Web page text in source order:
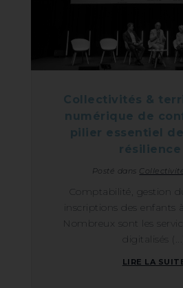
Collectivités &
numérique de
pilier essentiel
résilience
Posté dans
Comptabilité, gestion
inscriptions des enfants
Nombreux sont les
digitalisés (...)
LIRE LA